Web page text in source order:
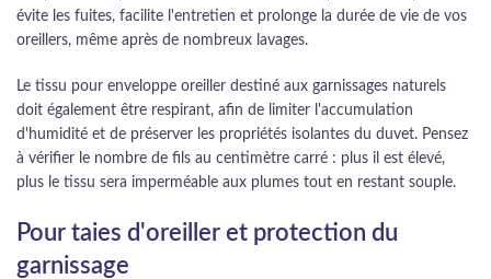
évite les fuites, facilite l'entretien et prolonge la durée de vie de vos
oreillers, même après de nombreux lavages.
Le tissu pour enveloppe oreiller destiné aux garnissages naturels
doit également être respirant, afin de limiter l'accumulation
d'humidité et de préserver les propriétés isolantes du duvet. Pensez
à vérifier le nombre de fils au centimètre carré : plus il est élevé,
plus le tissu sera imperméable aux plumes tout en restant souple.
Pour taies d'oreiller et protection du
garnissage